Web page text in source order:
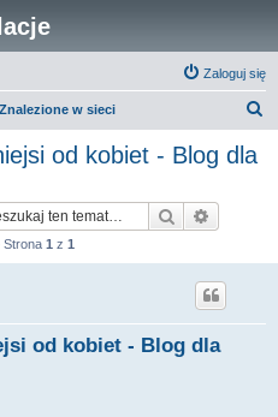
Zaloguj się
Znalezione w sieci
od kobiet - Blog dla
Szukaj
Strona 1 z 1
od kobiet - Blog dla